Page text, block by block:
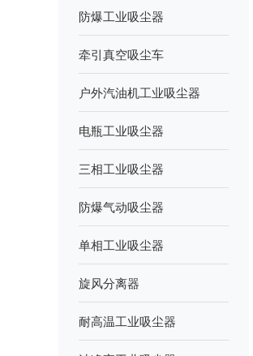
防爆工业吸尘器
牵引真空吸尘车
户外汽油机工业吸尘器
电瓶工业吸尘器
三相工业吸尘器
防爆气动吸尘器
单相工业吸尘器
旋风分离器
耐高温工业吸尘器